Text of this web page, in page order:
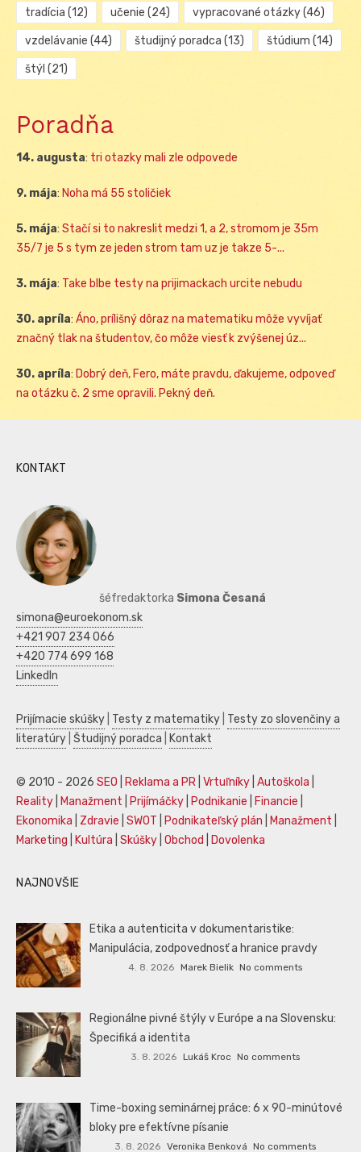
tradícia (12) učenie (24) vypracované otázky(46)
vzdelávanie (44) študijný poradca (13) štúdium (14)
štýl (21)
Poradňa
14. augusta: tri otazky mali zle odpovede
9. mája: Noha má 55 stoličiek
5. mája: Stačí si to nakreslit medzi 1, a 2, stromom je 35m
35/7 je 5 s tym ze jeden strom tam uz je takze 5-...
3. mája: Take blbe testy na prijimackach urcite nebudu
30. apríla: Áno, prílišný dôraz na matematiku môže vyvíjať
značný tlak na študentov, čo môže viesť k zvýšenej úz...
30. apríla: Dobrý deň, Fero, máte pravdu, ďakujeme, odpoveď
na otázku č. 2 sme opravili. Pekný deň.
KONTAKT
šéfredaktorka Simona Česaná
simona@euroekonom.sk
+421 907 234 066
+420 774 699 168
LinkedIn
Prijímacie skúšky Testy z matematiky Testy zo slovenčiny a
literatúry Študijný poradca Kontakt
© 2010 - 2026 SEO Reklama a PR Vrtuľníky Autoškola
Reality
Manažment Prijímáčky Podnikanie Financie
Ekonomika
Zdravie SWOT Podnikateľský plán Manažment
Marketing
Kultúra Skúšky Obchod Dovolenka
NAJNOVŠIE
Etika a autenticita v dokumentaristike:
Manipulácia, zodpovednosť a hranice pravdy
4. 8. 2026 Marek Bielik No comments
Regionálne pivné štýly v Európe a na Slovensku:
Špecifiká a identita
3. 8. 2026 Lukáš Kroc No comments
Time-boxing seminárnej práce: 6 x 90-minútové
bloky pre efektívne písanie
3. 8. 2026 Veronika Benková No comments